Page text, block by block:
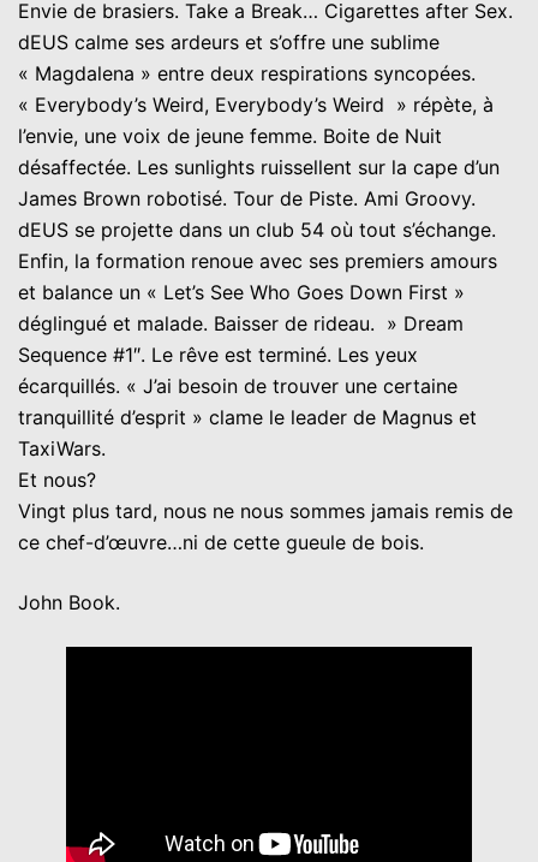
Envie de brasiers. Take a Break… Cigarettes after Sex.
dEUS calme ses ardeurs et s’offre une sublime
« Magdalena » entre deux respirations syncopées.
« Everybody’s Weird, Everybody’s Weird » répète, à
l’envie, une voix de jeune femme. Boite de Nuit
désaffectée. Les sunlights ruissellent sur la cape d’un
James Brown robotisé. Tour de Piste. Ami Groovy.
dEUS se projette dans un club 54 où tout s’échange.
Enfin, la formation renoue avec ses premiers amours
et balance un « Let’s See Who Goes Down First »
déglingué et malade. Baisser de rideau. » Dream
Sequence #1″. Le rêve est terminé. Les yeux
écarquillés. « J’ai besoin de trouver une certaine
tranquillité d’esprit » clame le leader de Magnus et
TaxiWars.
Et nous?
Vingt plus tard, nous ne nous sommes jamais remis de
ce chef-d’œuvre…ni de cette gueule de bois.
John Book.